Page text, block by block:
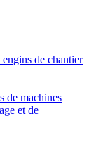
de chantier
de machines
et de